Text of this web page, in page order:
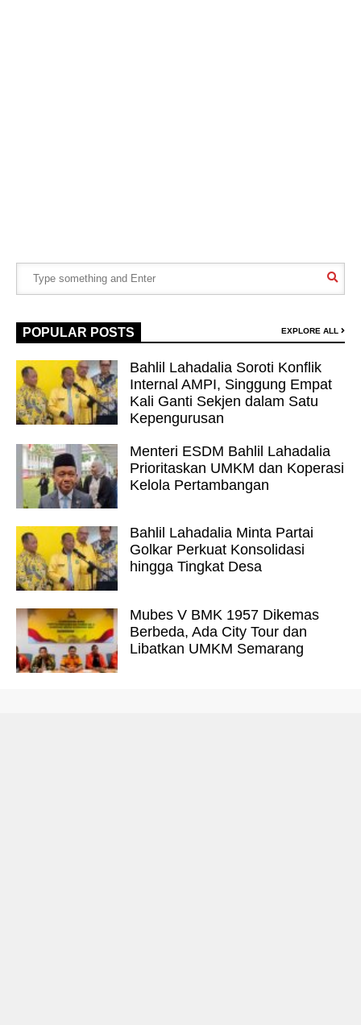
POPULAR POSTS EXPLORE ALL
Bahlil Lahadalia Soroti Konflik
Internal AMPI, Singgung Empat
Kali Ganti Sekjen dalam Satu
Kepengurusan
Menteri ESDM Bahlil Lahadalia
Prioritaskan UMKM dan Koperasi
Kelola Pertambangan
Bahlil Lahadalia Minta Partai
Golkar Perkuat Konsolidasi
hingga Tingkat Desa
Mubes V BMK 1957 Dikemas
Berbeda, Ada City Tour dan
Libatkan UMKM Semarang